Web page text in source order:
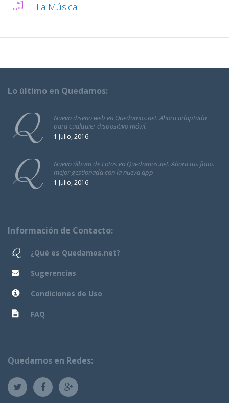
La Música
Lo último en Quedamos:
Nuevo diseño web en Quedamos.net. Ahora adaptada
para cualquier dispositivo móvil.
1 Julio, 2016
Nuevo álbum de Fotos en Quedamos.net. Ahora tus fotos
mejor gestionada con la nueva app
1 Julio, 2016
Información de Contacto:
¿Qué es Quedamos.net?
Sugerencias
Condiciones de Uso
FAQ
Quedamos en Redes: